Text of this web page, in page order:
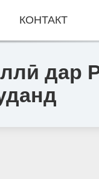
дар
КОНТАКТ